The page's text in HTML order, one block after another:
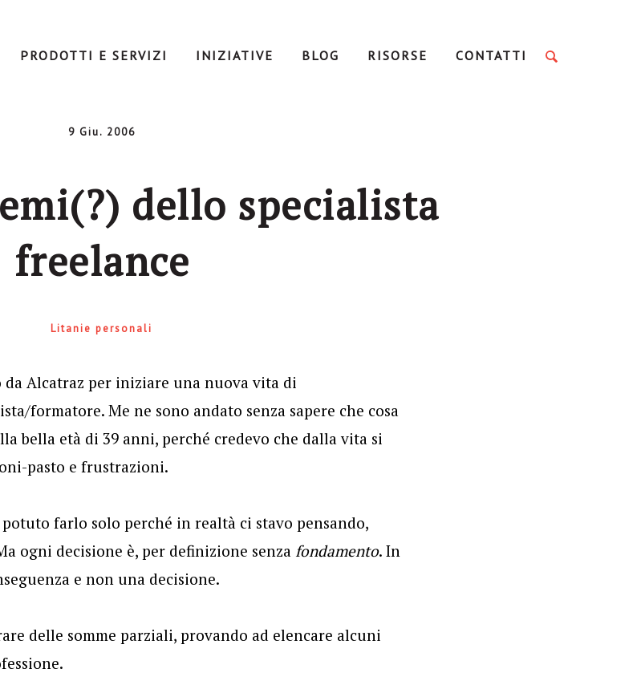
PRODOTTI E SERVIZI INIZIATIVE BLOG RISORSE CONTATTI
9 Giu. 2006
dello specialista
freelance
Litanie personali
da Alcatraz per iniziare una nuova vita di
formatore. Me ne sono andato senza sapere che cosa
bella età di 39 anni, perché credevo che dalla vita si
pasto e frustrazioni.
potuto farlo solo perché in realtà ci stavo pensando,
ogni decisione è, per definizione senza fondamento. In
e non una decisione.
delle somme parziali, provando ad elencare alcuni